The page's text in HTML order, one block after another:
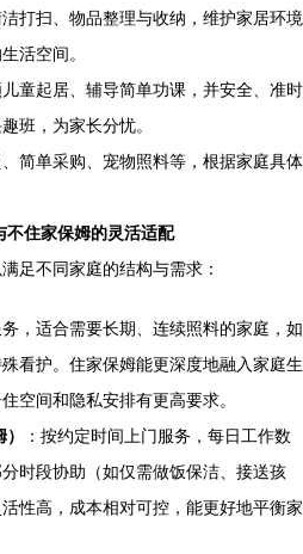
洁打扫、物品整理与收纳，维护家居环境
活空间。
儿童起居、辅导简单功课，并安全、准时
班，为家长分忧。
、简单采购、宠物照料等，根据家庭具体
不住家保姆的灵活适配
足不同家庭的结构与需求：
，适合需要长期、连续照料的家庭，如
看护。住家保姆能更深度地融入家庭生
空间和隐私安排有更高要求。
：按约定时间上门服务，每日工作数
时段协助（如仅需做饭保洁、接送孩
性高，成本相对可控，能更好地平衡家